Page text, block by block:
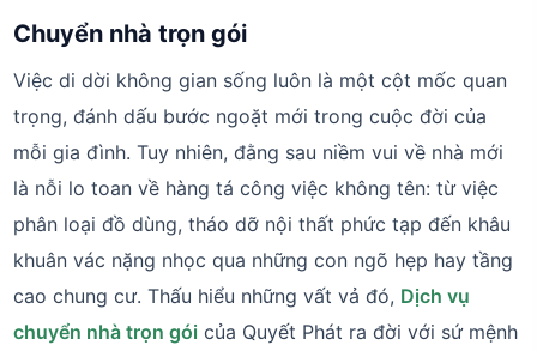
Chuyển nhà trọn gói
Việc di dời không gian sống luôn là một cột mốc quan
trọng, đánh dấu bước ngoặt mới trong cuộc đời của
mỗi gia đình. Tuy nhiên, đằng sau niềm vui về nhà mới
là nỗi lo toan về hàng tá công việc không tên: từ việc
phân loại đồ dùng, tháo dỡ nội thất phức tạp đến khâu
khuân vác nặng nhọc qua những con ngõ hẹp hay tầng
cao chung cư. Thấu hiểu những vất vả đó, Dịch vụ
chuyển nhà trọn gói của Quyết Phát ra đời với sứ mệnh